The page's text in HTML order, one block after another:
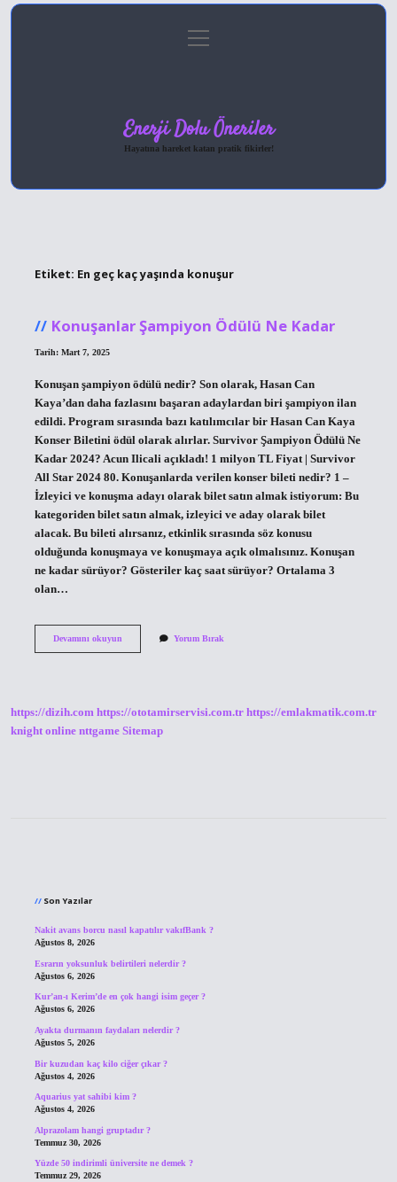
Gizlilik Politikası
menüyü
aç
Enerji Dolu Öneriler
Hayatına hareket katan pratik fikirler!
Etiket: En geç kaç yaşında konuşur
Konuşanlar Şampiyon Ödülü Ne Kadar
Tarih: Mart 7, 2025
Konuşan şampiyon ödülü nedir? Son olarak, Hasan Can
Kaya’dan daha fazlasını başaran adaylardan biri şampiyon ilan
edildi. Program sırasında bazı katılımcılar bir Hasan Can Kaya
Konser Biletini ödül olarak alırlar. Survivor Şampiyon Ödülü Ne
Kadar 2024? Acun Ilicali açıkladı! 1 milyon TL Fiyat | Survivor
All Star 2024 80. Konuşanlarda verilen konser bileti nedir? 1 –
İzleyici ve konuşma adayı olarak bilet satın almak istiyorum: Bu
kategoriden bilet satın almak, izleyici ve aday olarak bilet
alacak. Bu bileti alırsanız, etkinlik sırasında söz konusu
olduğunda konuşmaya ve konuşmaya açık olmalısınız. Konuşan
ne kadar sürüyor? Gösteriler kaç saat sürüyor? Ortalama 3
olan…
Devamını okuyunKonuşanlar
Yorum Bırak
https://dizih.com https://ototamirservisi.com.tr https://emlakmatik.com.tr
knight online nttgame Sitemap
Son Yazılar
Nakit avans borcu nasıl kapatılır vakıfBank ?
Ağustos 8, 2026
Esrarın yoksunluk belirtileri nelerdir ?
Ağustos 6, 2026
Kur’an-ı Kerim’de en çok hangi isim geçer ?
Ağustos 6, 2026
Ayakta durmanın faydaları nelerdir ?
Ağustos 5, 2026
Bir kuzudan kaç kilo ciğer çıkar ?
Ağustos 4, 2026
Aquarius yat sahibi kim ?
Ağustos 4, 2026
Alprazolam hangi gruptadır ?
Temmuz 30, 2026
Yüzde 50 indirimli üniversite ne demek ?
Temmuz 29, 2026